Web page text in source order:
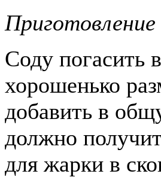
Соду погасить
хорошенько
добавить в
должно
для жарки в